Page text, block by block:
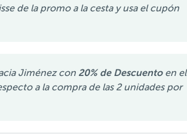
de la promo a la cesta y usa el cupón
Jiménez con 20% de Descuentoen el
a la compra de las 2 unidades por